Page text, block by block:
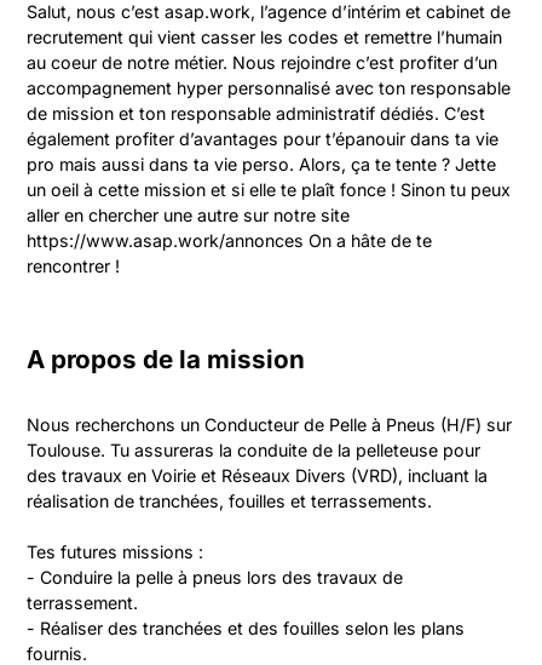
Salut, nous c’est asap.work, l’agence d’intérim et cabinet de
recrutement qui vient casser les codes et remettre l’humain
au coeur de notre métier. Nous rejoindre c’est profiter d’un
accompagnement hyper personnalisé avec ton responsable
de mission et ton responsable administratif dédiés. C’est
également profiter d’avantages pour t’épanouir dans ta vie
pro mais aussi dans ta vie perso. Alors, ça te tente ? Jette
un oeil à cette mission et si elle te plaît fonce ! Sinon tu peux
aller en chercher une autre sur notre site
https://www.asap.work/annonces On a hâte de te
rencontrer !
A propos de la mission
Nous recherchons un Conducteur de Pelle à Pneus (H/F) sur
Toulouse. Tu assureras la conduite de la pelleteuse pour
des travaux en Voirie et Réseaux Divers (VRD), incluant la
réalisation de tranchées, fouilles et terrassements.
Tes futures missions :
- Conduire la pelle à pneus lors des travaux de
terrassement.
- Réaliser des tranchées et des fouilles selon les plans
fournis.